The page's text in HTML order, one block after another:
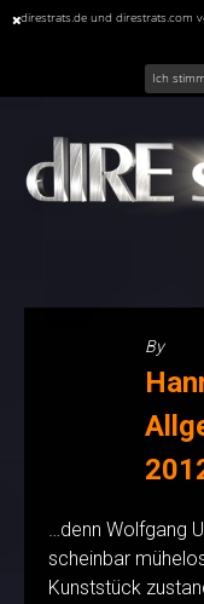
direstrats.de und direstrats.com
Ich
content
By
…denn Wolfgang
scheinbar
Kunststück